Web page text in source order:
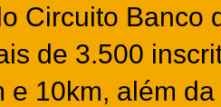
Circuito Banco
de 3.500
e 10km, além